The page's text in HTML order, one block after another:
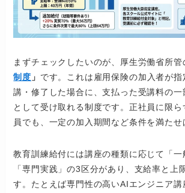
まずチェックしたいのが、厚生労働省所管
制度 」 です。これは雇用保険の加入者が指
講・修了した場合に、支払った受講料の一
として受け取れる制度です。正社員に限ら
員でも、一定の加入期間など条件を満たせ
教育訓練給付には講座の種類に応じて「一
「専門実践」の3区分があり、支給率と上
す。たとえば専門性の高いAIエンジニア講